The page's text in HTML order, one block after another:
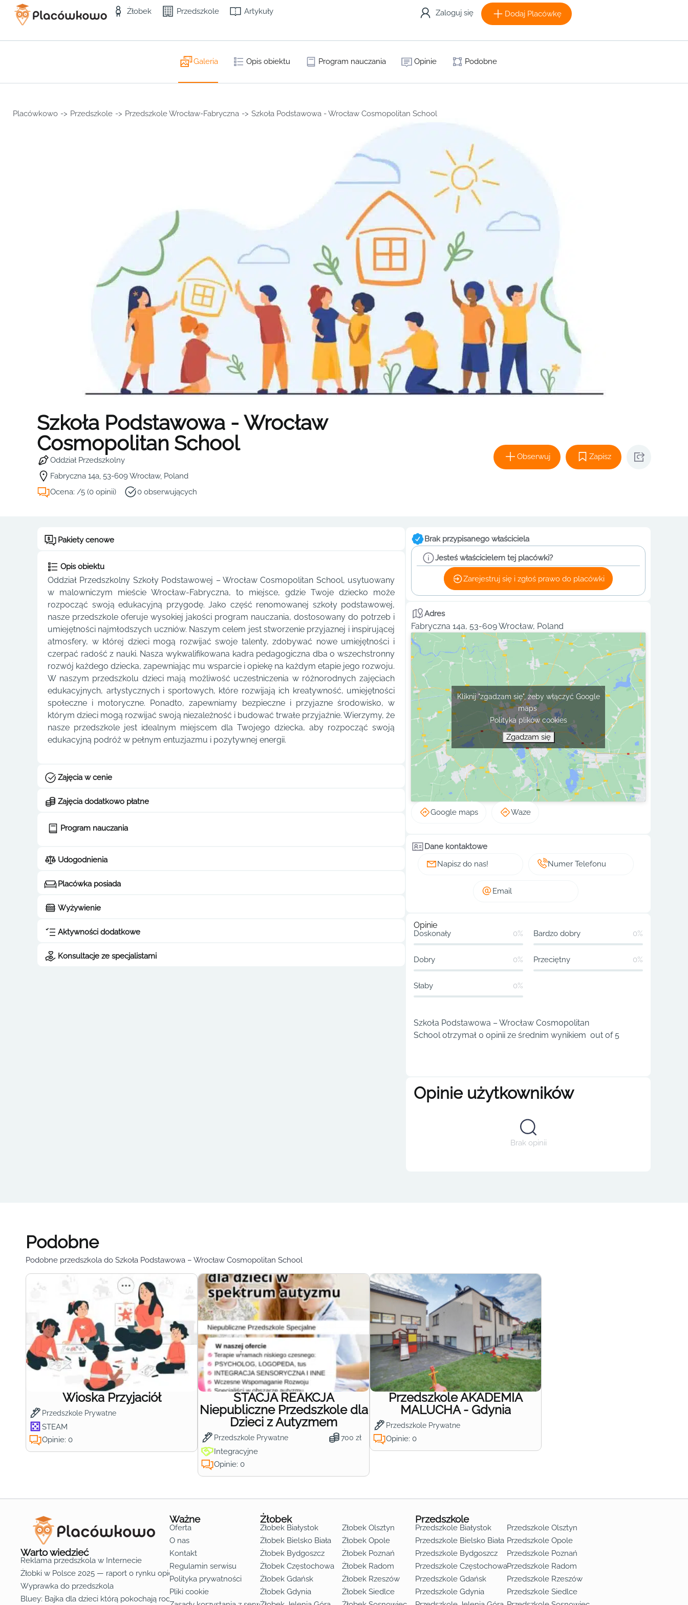
Żłobek Przedszkole Artykuły Zaloguj się Dodaj Placówkę
Galeria Opis obiektu Program nauczania Opinie Podobne
Placówkowo -> Przedszkole -> Przedszkole Wrocław-Fabryczna -> Szkoła Podstawowa - Wrocław Cosmopolitan School
Szkoła Podstawowa - Wrocław
Cosmopolitan School
Oddział Przedszkolny
Fabryczna 14a, 53-609 Wrocław, Poland
Ocena: /5 (0 opinii)
0 obserwujących
Obserwuj Zapisz
Pakiety cenowe
Opis obiektu
Oddział Przedszkolny Szkoły Podstawowej – Wrocław Cosmopolitan School, usytuowany
w malowniczym mieście Wrocław-Fabryczna, to miejsce, gdzie Twoje dziecko może
rozpocząć swoją edukacyjną przygodę. Jako część renomowanej szkoły podstawowej,
nasze przedszkole oferuje wysokiej jakości program nauczania, dostosowany do potrzeb i
umiejętności najmłodszych uczniów. Naszym celem jest stworzenie przyjaznej i inspirującej
atmosfery, w której dzieci mogą rozwijać swoje talenty, zdobywać nowe umiejętności i
czerpać radość z nauki. Nasza wykwalifikowana kadra pedagogiczna dba o wszechstronny
rozwój każdego dziecka, zapewniając mu wsparcie i opiekę na każdym etapie jego rozwoju.
W naszym przedszkolu dzieci mają możliwość uczestniczenia w różnorodnych zajęciach
edukacyjnych, artystycznych i sportowych, które rozwijają ich kreatywność, umiejętności
społeczne i motoryczne. Ponadto, zapewniamy bezpieczne i przyjazne środowisko, w
którym dzieci mogą rozwijać swoją niezależność i budować trwałe przyjaźnie. Wierzymy, że
nasze przedszkole jest idealnym miejscem dla Twojego dziecka, aby rozpocząć swoją
edukacyjną podróż w pełnym entuzjazmu i pozytywnej energii.
Zajęcia w cenie
Zajęcia dodatkowo płatne
Program nauczania
Udogodnienia
Placówka posiada
Wyżywienie
Aktywności dodatkowe
Konsultacje ze specjalistami
Brak przypisanego właściciela
Jesteś właścicielem tej placówki?
Zarejestruj się i zgłoś prawo do placówki
Adres
Fabryczna 14a, 53-609 Wrocław, Poland
Kliknij "zgadzam się", żeby włączyć Google
maps
Polityka plików cookies
Zgadzam się
Google maps Waze
Dane kontaktowe
Napisz do nas!
Numer Telefonu
Email
Opinie
Doskonały 0% Bardzo dobry 0%
Dobry 0% Przeciętny 0%
Słaby 0%
Szkoła Podstawowa – Wrocław Cosmopolitan
School otrzymał 0 opinii ze średnim wynikiem out of 5
Opinie użytkowników
Brak opinii
Podobne
Podobne przedszkola do Szkoła Podstawowa – Wrocław Cosmopolitan School
Wioska Przyjaciół
Przedszkole Prywatne
STEAM
Opinie: 0
STACJA REAKCJA
Niepubliczne Przedszkole dla
Dzieci z Autyzmem
Przedszkole Prywatne 700 zł
Integracyjne
Opinie: 0
Przedszkole AKADEMIA
MALUCHA - Gdynia
Przedszkole Prywatne
Opinie: 0
Warto wiedzieć
Reklama przedszkola w Internecie
Żłobki w Polsce 2025 — raport o rynku opieki nad dziećmi do lat 3
Wyprawka do przedszkola
Bluey: Bajka dla dzieci którą pokochają rodzice
Ważne
Oferta
O nas
Kontakt
Regulamin serwisu
Polityka prywatności
Pliki cookie
Żłobek
Żłobek Białystok
Żłobek Bielsko Biała
Żłobek Bydgoszcz
Żłobek Częstochowa
Żłobek Gdańsk
Żłobek Gdynia
Żłobek Olsztyn
Żłobek Opole
Żłobek Poznań
Żłobek Radom
Żłobek Rzeszów
Żłobek Siedlce
Przedszkole
Przedszkole Białystok
Przedszkole Bielsko Biała
Przedszkole Bydgoszcz
Przedszkole Częstochowa
Przedszkole Gdańsk
Przedszkole Gdynia
Przedszkole Olsztyn
Przedszkole Opole
Przedszkole Poznań
Przedszkole Radom
Przedszkole Rzeszów
Przedszkole Siedlce